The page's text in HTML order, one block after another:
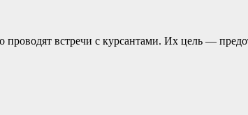
проводят встречи с курсантами. Их цель —